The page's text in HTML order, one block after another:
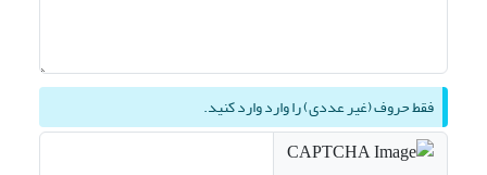
فقط حروف (غیر عددی) را وارد وارد کنید.